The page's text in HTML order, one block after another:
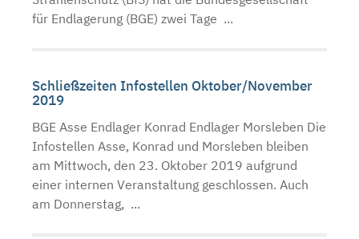
für Endlagerung (BGE) zwei Tage ...
Schließzeiten Infostellen Oktober/November
2019
BGE Asse Endlager Konrad Endlager Morsleben Die
Infostellen Asse, Konrad und Morsleben bleiben
am Mittwoch, den 23. Oktober 2019 aufgrund
einer internen Veranstaltung geschlossen. Auch
am Donnerstag, ...